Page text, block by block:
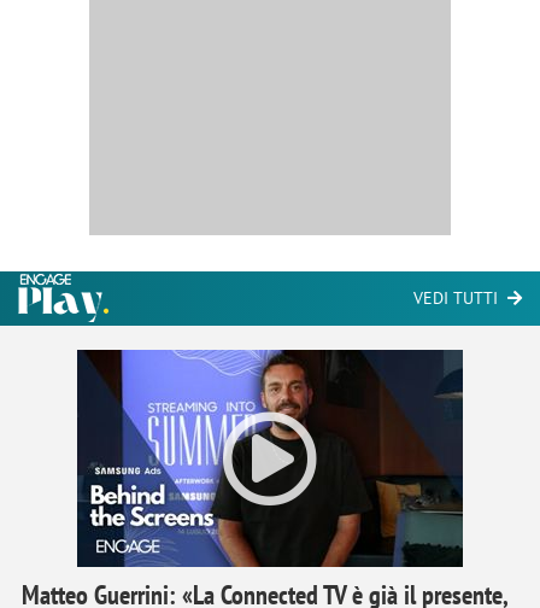
VEDI TUTTI
Matteo Guerrini: «La Connected TV è già il presente,